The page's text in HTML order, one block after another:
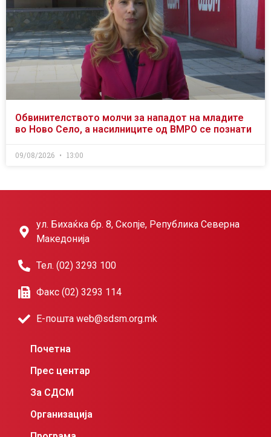
Обвинителството молчи за нападот на младите
во Ново Село, а насилниците од ВМРО се познати
09/08/2026 13:00
ул. Бихаќка бр. 8, Скопје, Република Северна
Македонија
Тел. (02) 3293 100
Факс (02) 3293 114
Е-пошта web@sdsm.org.mk
Почетна
Прес центар
За СДСМ
Организација